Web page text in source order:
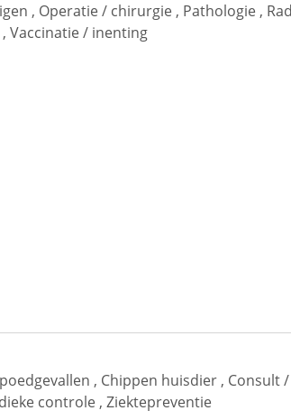
, Operatie / chirurgie , Pathologie ,
, Vaccinatie / inenting
, Chippen huisdier , Consult
controle , Ziektepreventie